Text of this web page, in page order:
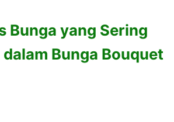
Bunga yang Sering
Bunga Bouquet